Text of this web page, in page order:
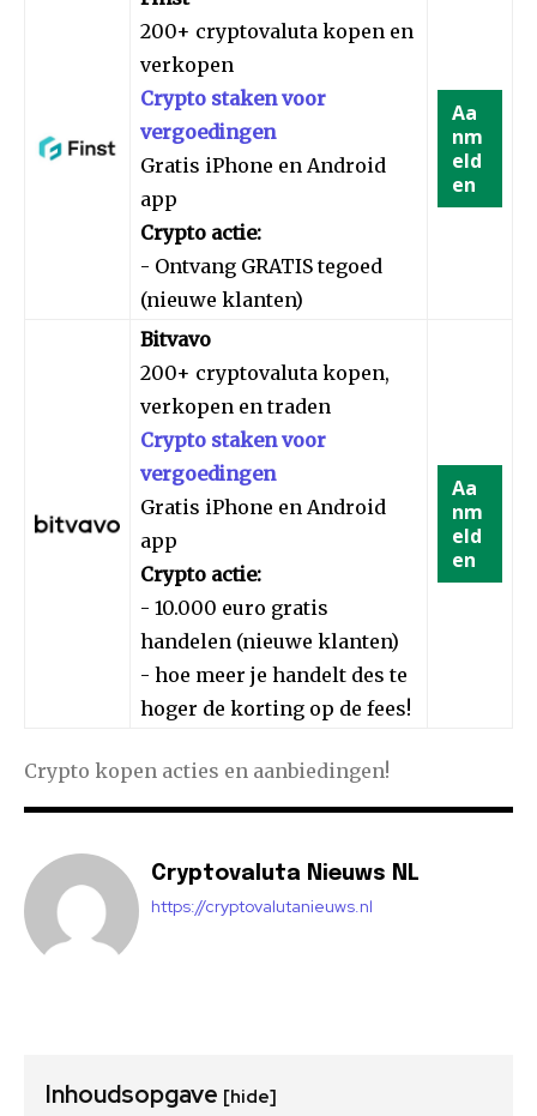
200+ cryptovaluta kopen en
verkopen
Crypto staken voor
vergoedingen
Gratis iPhone en Android
app
Crypto actie:
- Ontvang GRATIS tegoed
(nieuwe klanten)
Aa
nm
eld
en
Bitvavo
200+ cryptovaluta kopen,
verkopen en traden
Crypto staken voor
vergoedingen
Gratis iPhone en Android
app
Crypto actie:
- 10.000 euro gratis
handelen (nieuwe klanten)
- hoe meer je handelt des te
hoger de korting op de fees!
Aa
nm
eld
en
Crypto kopen acties en aanbiedingen!
Cryptovaluta Nieuws NL
https://cryptovalutanieuws.nl
Inhoudsopgave [hide]